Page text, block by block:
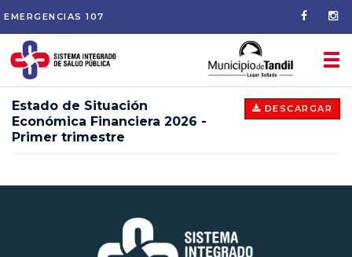
EMERGENCIAS 107
Estado de Situación
Económica Financiera 2026 -
Primer trimestre
DESCARGAR